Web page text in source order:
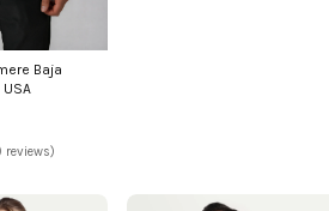
Baja
reviews)